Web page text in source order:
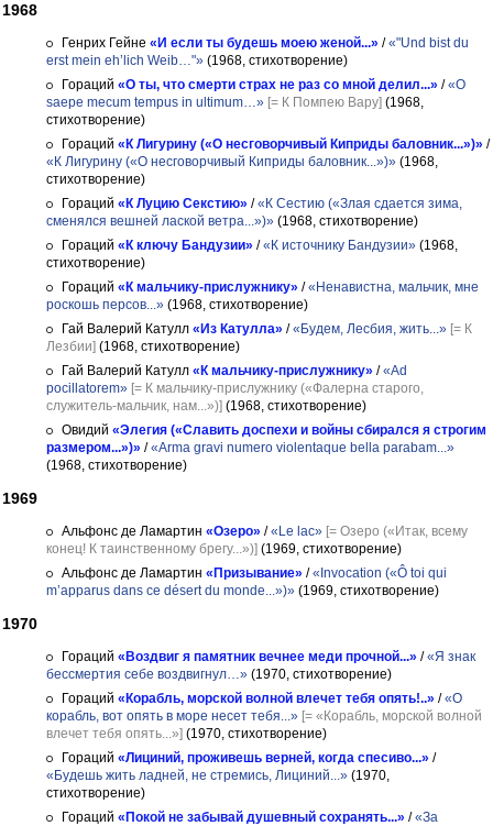
1968
Генрих Гейне «И если ты будешь моею женой...» /«"Und bist du
erst mein eh’lich Weib…"» (1968, стихотворение)
Гораций «О ты, что смерти страх не раз со мной делил...» /«O
saepe mecum tempus in ultimum…» [= К Помпею Вару] (1968,
стихотворение)
Гораций «К Лигурину («О несговорчивый Киприды баловник...»)» /
«К Лигурину («О несговорчивый Киприды баловник...»)» (1968,
стихотворение)
Гораций «К Луцию Секстию» /«К Сестию («Злая сдается зима,
сменялся вешней лаской ветра...»)» (1968, стихотворение)
Гораций «К ключу Бандузии» /«К источнику Бандузии» (1968,
стихотворение)
Гораций «К мальчику-прислужнику» /«Ненавистна, мальчик, мне
роскошь персов...» (1968, стихотворение)
Гай Валерий Катулл «Из Катулла» /«Будем, Лесбия, жить...» [= К
Лезбии] (1968, стихотворение)
Гай Валерий Катулл «К мальчику-прислужнику» /«Ad
pocillatorem» [= К мальчику-прислужнику («Фалерна старого,
служитель-мальчик, нам...»)] (1968, стихотворение)
Овидий «Элегия («Славить доспехи и войны сбирался я строгим
размером...»)» /«Arma gravi numero violentaque bella parabam...»
(1968, стихотворение)
1969
Альфонс де Ламартин «Озеро» /«Le lac» [= Озеро («Итак, всему
конец! К таинственному брегу...»)] (1969, стихотворение)
Альфонс де Ламартин «Призывание» /«Invocation («Ô toi qui
m’apparus dans ce désert du monde...»)» (1969, стихотворение)
1970
Гораций «Воздвиг я памятник вечнее меди прочной...» /«Я знак
бессмертия себе воздвигнул…» (1970, стихотворение)
Гораций «Корабль, морской волной влечет тебя опять!..» /«О
корабль, вот опять в море несет тебя...» [= «Корабль, морской волной
влечет тебя опять...»] (1970, стихотворение)
Гораций «Лициний, проживешь верней, когда спесиво...» /
«Будешь жить ладней, не стремись, Лициний...» (1970,
стихотворение)
Гораций «Покой не забывай душевный сохранять...» /«За